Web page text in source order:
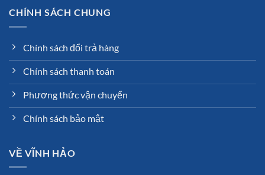
CHÍNH SÁCH CHUNG
Chính sách đổi trả hàng
Chính sách thanh toán
Phương thức vận chuyển
Chính sách bảo mật
VỀ VĨNH HẢO